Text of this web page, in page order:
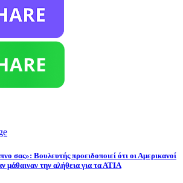
σας»: Βουλευτής προειδοποιεί ότι οι Αμερικανοί
μάθαιναν την αλήθεια για τα ΑΤΙΑ